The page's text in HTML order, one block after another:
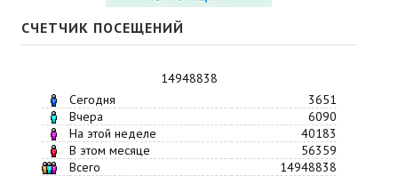
СЧЕТЧИК ПОСЕЩЕНИЙ
14948838
Сегодня
3651
Вчера
6090
На этой неделе
40183
В этом месяце
56359
Всего
14948838